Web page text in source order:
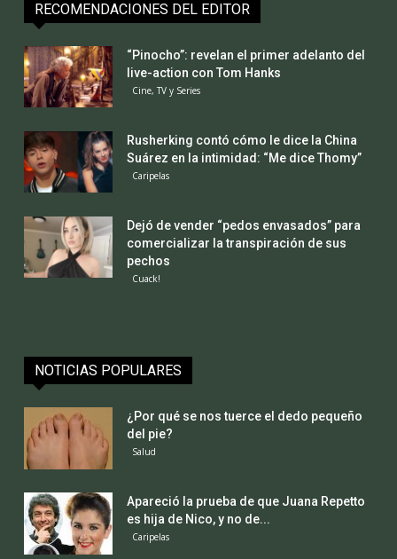
RECOMENDACIONES DEL EDITOR
“Pinocho”: revelan el primer adelanto del
live-action con Tom Hanks
Cine, TV y Series
Rusherking contó cómo le dice la China
Suárez en la intimidad: “Me dice Thomy”
Caripelas
Dejó de vender “pedos envasados” para
comercializar la transpiración de sus
pechos
Cuack!
NOTICIAS POPULARES
¿Por qué se nos tuerce el dedo pequeño
del pie?
Salud
Apareció la prueba de que Juana Repetto
es hija de Nico, y no de...
Caripelas